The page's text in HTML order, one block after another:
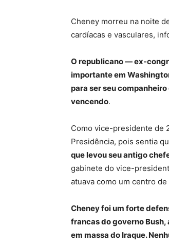
Cheney morreu na noite
cardíacas e vasculares,
O republicano — ex-
importante em
para ser seu
vencendo.
Como vice-presidente de
Presidência, pois sentia
que levou seu antigo
gabinete do vice-
atuava como um centro
Cheney foi um forte
francas do governo
em massa do Iraque.